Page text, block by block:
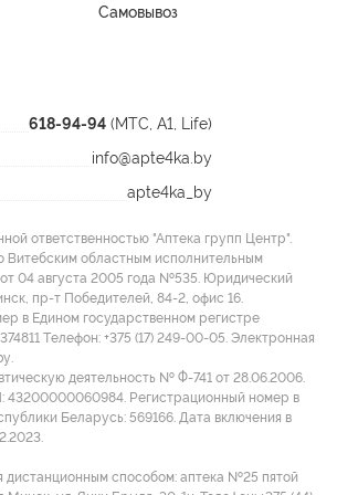
прием можно повторять.
компонентов. Перед
проконсультироваться с
Самовывоз
618-94-94 (МТС, A1, Life)
info@apte4ka.by
apte4ka_by
ответственностью "Аптека групп Центр".
Витебским областным исполнительным
04 августа 2005 года №535. Юридический
пр-т Победителей, 84-2, офис 16.
в Едином государственном регистре
Tелефон: +375 (17) 249-00-05. Электронная
деятельность № Ф-741 от 28.06.2006.
43200000060984. Регистрационный номер в
Беларусь: 569166. Дата включения в
дистанционным способом: аптека №25 пятой